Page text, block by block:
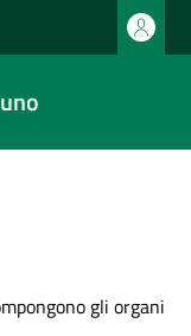
gli organi